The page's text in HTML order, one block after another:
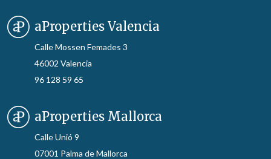
aProperties Valencia
Calle Mossen Femades 3
46002 Valencia
96 128 59 65
aProperties Mallorca
Calle Unió 9
07001 Palma de Mallorca